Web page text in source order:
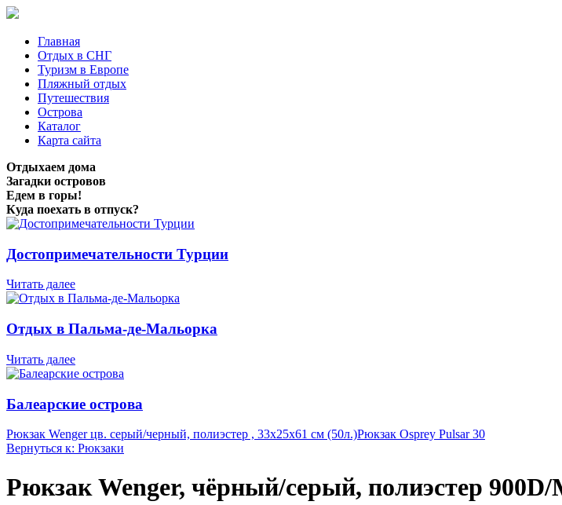
Главная
Отдых в СНГ
Туризм в Европе
Пляжный отдых
Путешествия
Острова
Каталог
Карта сайта
Отдыхаем дома
Загадки островов
Едем в горы!
Куда поехать в отпуск?
Достопримечательности Турции
Читать далее
Отдых в Пальма-де-Мальорка
Читать далее
Балеарские острова
Рюкзак Wenger цв. серый/черный, полиэстер , 33х25х61 см (50л.)Рюкзак Osprey Pulsar 30
Вернуться к: Рюкзаки
Рюкзак Wenger, чёрный/серый, полиэстер